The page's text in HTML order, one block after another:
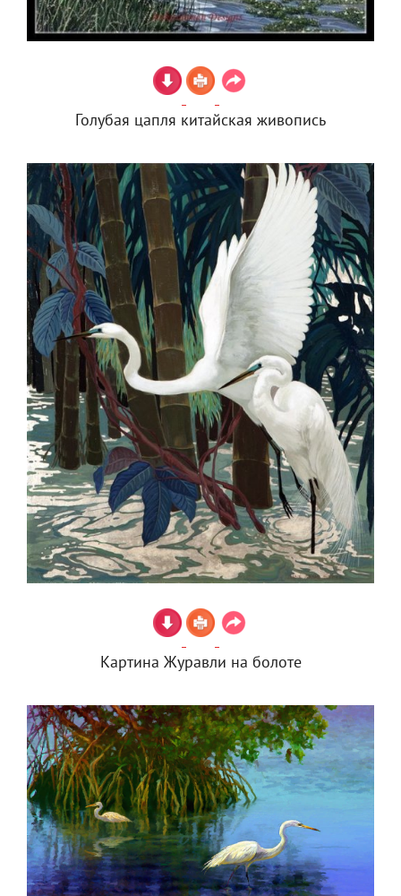
Голубая цапля китайская живопись
Картина Журавли на болоте